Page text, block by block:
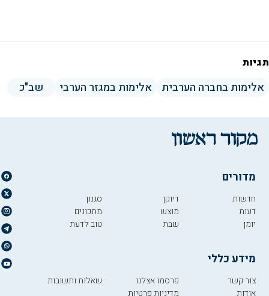
תגיות
אלימות בחברה הערבית אלימות במגזר הערבי שב"כ
מדורים
חדשות
דעות
יומן
דיוקן
מוצש
שבת
סגנון
מתכונים
טוב לדעת
מידע כללי
צור קשר
פרסמו אצלנו
שאלות ותשובות